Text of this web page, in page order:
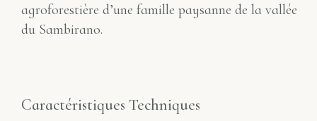
agroforestière d’une famille paysanne de la vallée
du Sambirano.
Caractéristiques Techniques